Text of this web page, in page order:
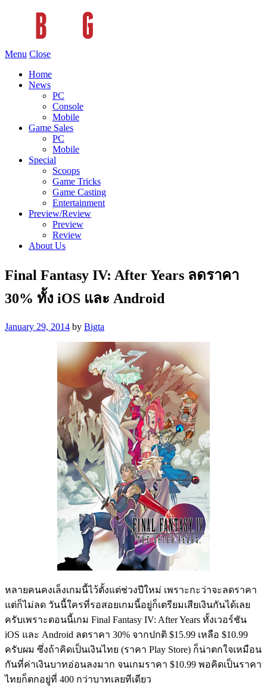
Menu Close
Home
News
PC
Console
Mobile
Game Sales
PC
Mobile
Special
Scoops
Game Tricks
Game Casting
Entertainment
Preview/Review
Preview
Review
About Us
Final Fantasy IV: After Years ลดราคา
30% ทั้ง iOS และ Android
January 29, 2014 by Bigta
หลายคนคงเล็งเกมนี้ไว้ตั้งแต่ช่วงปีใหม่ เพราะกะว่าจะลดราคา
แต่ก็ไม่ลด วันนี้ใครที่รอสอยเกมนี้อยู่ก็เตรียมเสียเงินกันได้เลย
ครับเพราะตอนนี้เกม Final Fantasy IV: After Years ทั้งเวอร์ชัน
iOS และ Android ลดราคา 30% จากปกติ $15.99 เหลือ $10.99
ครับผม ซึ่งถ้าคิดเป็นเงินไทย (ราคา Play Store) ก็น่าตกใจเหมือน
กันที่ค่าเงินบาทอ่อนลงมาก จนเกมราคา $10.99 พอคิดเป็นราคา
ไทยก็ตกอยู่ที่ 400 กว่าบาทเลยทีเดียว